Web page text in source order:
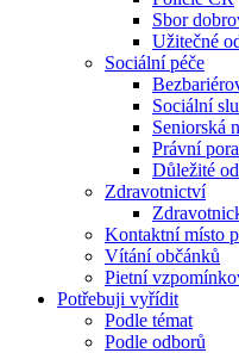
Sbor
Užitečné
Sociální péče
Sociální
Seniorská
Právní
Důležité
Zdravotnictví
Kontaktní místo
Vítání občánků
Pietní
Potřebuji vyřídit
Podle témat
Podle odborů